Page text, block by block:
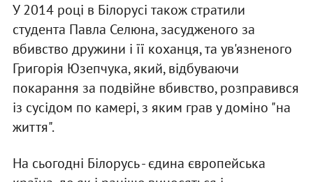
У 2014 році в Білорусі також стратили
студента Павла Селюна, засудженого за
вбивство дружини і її коханця, та ув'язненого
Григорія Юзепчука, який, відбуваючи
покарання за подвійне вбивство, розправився
із сусідом по камері, з яким грав у доміно "на
життя".
На сьогодні Білорусь - єдина європейська